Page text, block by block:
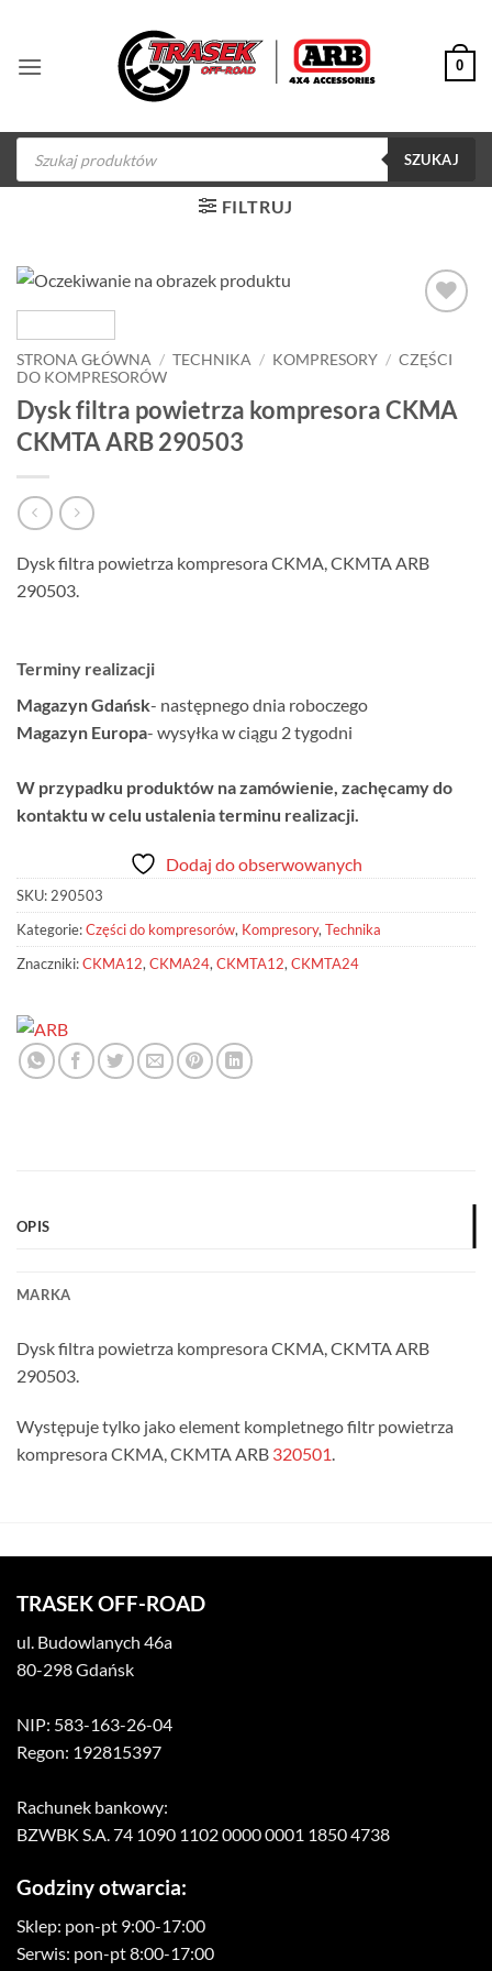
zawartości
0
Wyszukiwarka
produktów
SZUKAJ
FILTRUJ
obserwowanych
STRONA GŁÓWNA / TECHNIKA / KOMPRESORY / CZĘŚCI
DO KOMPRESORÓW
Dysk filtra powietrza kompresora CKMA
CKMTA ARB 290503
Dysk filtra powietrza kompresora CKMA, CKMTA ARB
290503.
Terminy realizacji
Magazyn Gdańsk- następnego dnia roboczego
Magazyn Europa- wysyłka w ciągu 2 tygodni
W przypadku produktów na zamówienie, zachęcamy do
kontaktu w celu ustalenia terminu realizacji.
Dodaj do obserwowanych
SKU:290503
Kategorie:Części do kompresorów, Kompresory,Technika
Znaczniki:CKMA12,CKMA24,CKMTA12,CKMTA24
OPIS
MARKA
Dysk filtra powietrza kompresora CKMA, CKMTA ARB
290503.
Występuje tylko jako element kompletnego filtr powietrza
kompresora CKMA, CKMTA ARB 320501
TRASEK OFF-ROAD
ul. Budowlanych 46a
80-298 Gdańsk
NIP: 583-163-26-04
Regon: 192815397
Rachunek bankowy:
BZWBK S.A. 74 1090 1102 0000 0001 1850 4738
Godziny otwarcia:
Sklep: pon-pt 9:00-17:00
Serwis: pon-pt 8:00-17:00